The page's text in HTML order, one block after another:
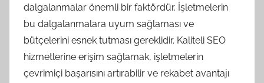
dalgalanmalar önemli bir faktördür. İşletmelerin
bu dalgalanmalara uyum sağlaması ve
bütçelerini esnek tutması gereklidir. Kaliteli SEO
hizmetlerine erişim sağlamak, işletmelerin
çevrimiçi başarısını artırabilir ve rekabet avantajı